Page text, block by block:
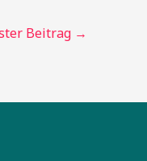
Beitrag →